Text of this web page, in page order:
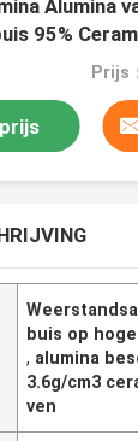
Alumina
95%
temperatuur
Prijs
buis op
, alumina
3.6g/cm3
ven